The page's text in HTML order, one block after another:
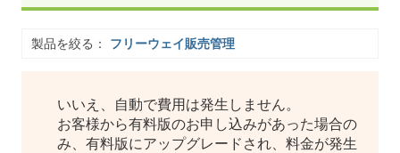
製品を絞る： フリーウェイ販売管理
いいえ、自動で費用は発生しません。
お客様から有料版のお申し込みがあった場合の
み、有料版にアップグレードされ、料金が発生